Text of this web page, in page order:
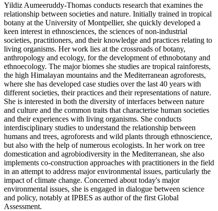
Yildiz Aumeeruddy-Thomas conducts research that examines the
relationship between societies and nature. Initially trained in tropical
botany at the University of Montpellier, she quickly developed a
keen interest in ethnosciences, the sciences of non-industrial
societies, practitioners, and their knowledge and practices relating to
living organisms. Her work lies at the crossroads of botany,
anthropology and ecology, for the development of ethnobotany and
ethnoecology. The major biomes she studies are tropical rainforests,
the high Himalayan mountains and the Mediterranean agroforests,
where she has developed case studies over the last 40 years with
different societies, their practices and their representations of nature.
She is interested in both the diversity of interfaces between nature
and culture and the common traits that characterise human societies
and their experiences with living organisms. She conducts
interdisciplinary studies to understand the relationship between
humans and trees, agroforests and wild plants through ethnoscience,
but also with the help of numerous ecologists. In her work on tree
domestication and agrobiodiversity in the Mediterranean, she also
implements co-construction approaches with practitioners in the field
in an attempt to address major environmental issues, particularly the
impact of climate change. Concerned about today's major
environmental issues, she is engaged in dialogue between science
and policy, notably at IPBES as author of the first Global
Assessment.